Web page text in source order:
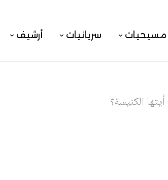
مسيحيات سريانيات أرشيف
الكنيسة؟